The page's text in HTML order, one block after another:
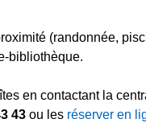
(randonnée,
bibliothèque.
en contactant la
43 ou les réserver en